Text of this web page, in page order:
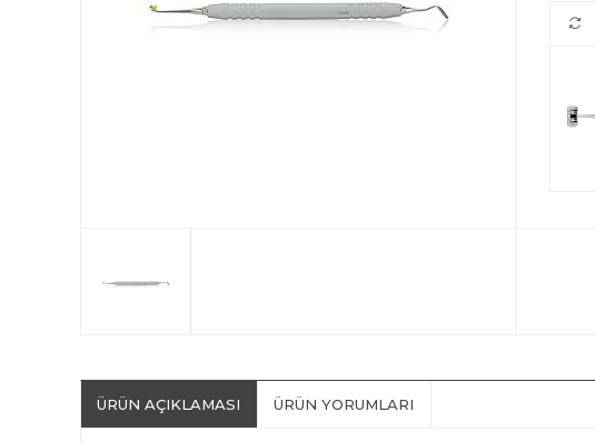
ÜRÜN AÇIKLAMASI ÜRÜN YORUMLARI